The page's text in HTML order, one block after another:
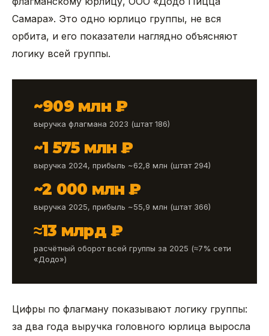
Самара». Это одно юрлицо группы, не вся
орбита, и его показатели наглядно объясняют
логику всей группы.
~909 млн ₽
выручка флагмана 2023 (штат 186)
~1 575 млн ₽
выручка 2024, прибыль ~62,8 млн (штат 294)
~2 000 млн ₽
выручка 2025, прибыль ~55,9 млн (штат 366)
≈13 млрд ₽
расчётный оборот всей группы за 2025 (≈7% сети
«Додо»)
Цифры по флагману показывают логику группы:
за два года выручка головного юрлица выросла